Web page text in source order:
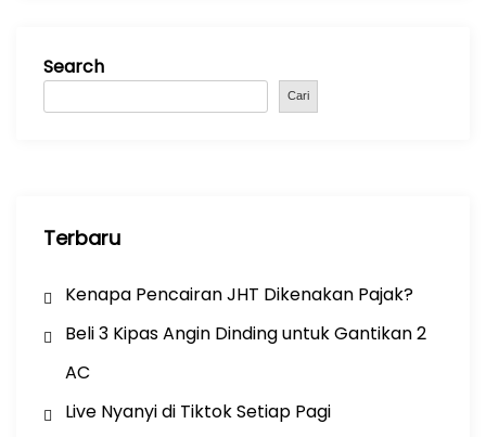
o
o
p
p
m
Search
Cari
Terbaru
Kenapa Pencairan JHT Dikenakan Pajak?
Beli 3 Kipas Angin Dinding untuk Gantikan 2
AC
Live Nyanyi di Tiktok Setiap Pagi